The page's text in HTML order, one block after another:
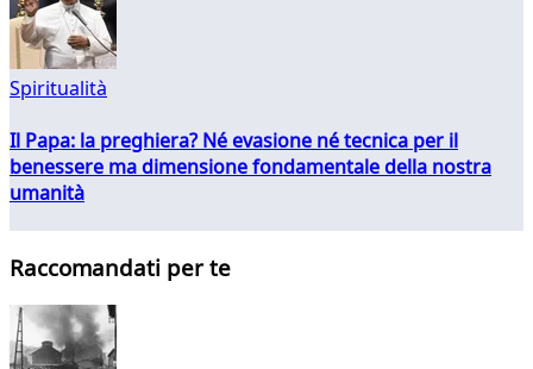
Spiritualità
Il Papa: la preghiera? Né evasione né tecnica per il
benessere ma dimensione fondamentale della nostra
umanità
Raccomandati per te